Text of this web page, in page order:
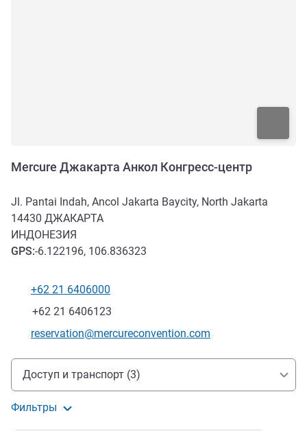
Mercure Джакарта Анкол Конгресс-центр
Jl. Pantai Indah, Ancol Jakarta Baycity, North Jakarta
14430 ДЖАКАРТА
ИНДОНЕЗИЯ
GPS:-6.122196, 106.836323
Телефон
+62 21 6406000
Факс
+62 21 6406123
Контактный адрес электронной почты
reservation@mercureconvention.com
Доступ и транспорт
Доступ и транспорт (3)
Фильтры